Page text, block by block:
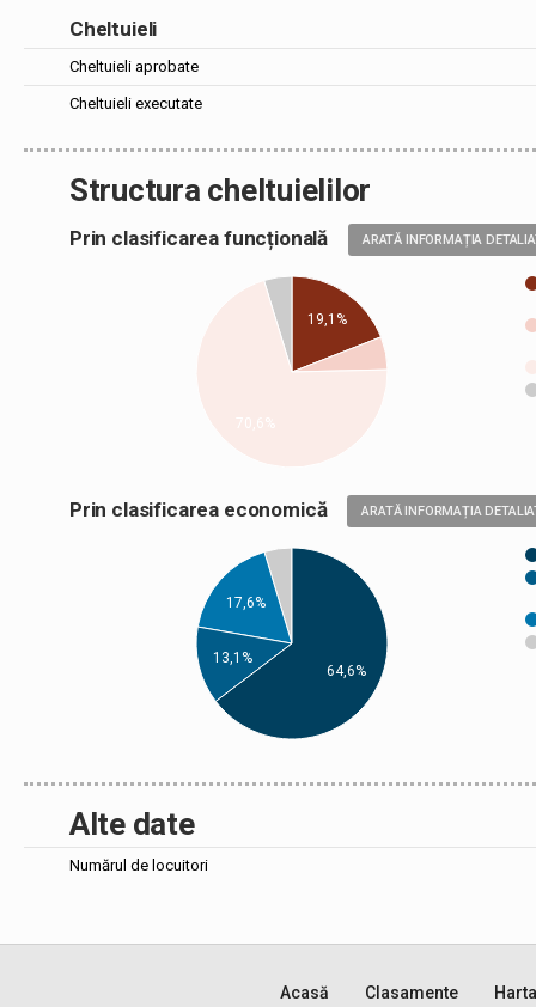
Cheltuieli
Cheltuieli aprobate
Cheltuieli executate
Structura cheltuielilor
Prin clasificarea funcțională ARATĂ INFORMAȚIA
19,1%
Prin clasificarea economică ARATĂ INFORMAȚIA
17,6%
13,1%
64,6%
Alte date
Numărul de locuitori
Acasă Clasamente
Harta